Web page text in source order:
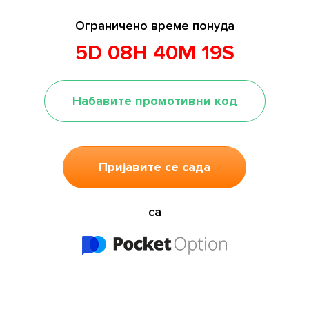
Ограничено време понуда
5D 08H 40M 18S
Набавите промотивни код
Пријавите се сада
са